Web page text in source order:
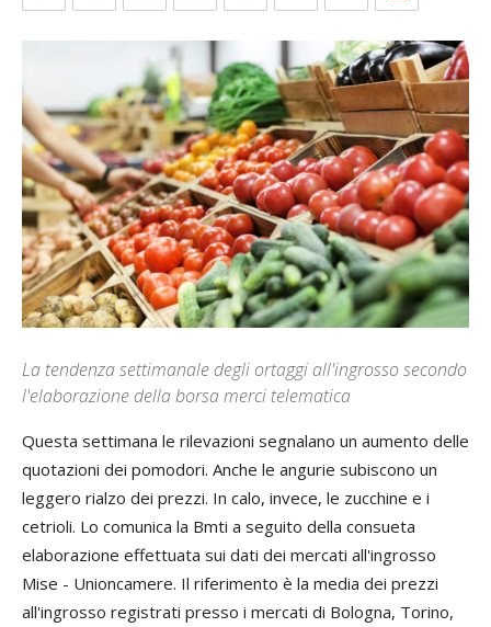
La tendenza settimanale degli ortaggi all'ingrosso secondo
l'elaborazione della borsa merci telematica
Questa settimana le rilevazioni segnalano un aumento delle
quotazioni dei pomodori. Anche le angurie subiscono un
leggero rialzo dei prezzi. In calo, invece, le zucchine e i
cetrioli. Lo comunica la Bmti a seguito della consueta
elaborazione effettuata sui dati dei mercati all'ingrosso
Mise - Unioncamere. Il riferimento è la media dei prezzi
all'ingrosso registrati presso i mercati di Bologna, Torino,